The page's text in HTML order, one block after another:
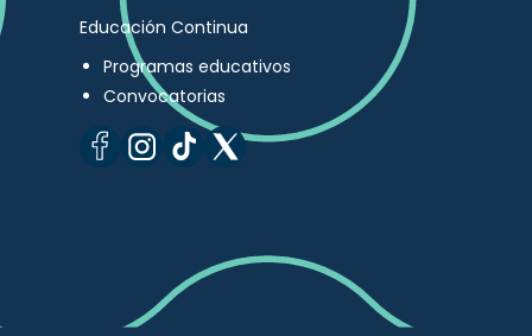
Educación Continua
Programas educativos
Convocatorias